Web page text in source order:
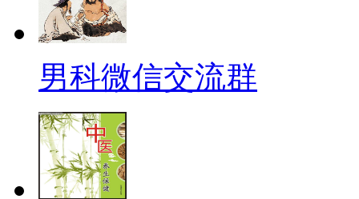
男科微信交流群